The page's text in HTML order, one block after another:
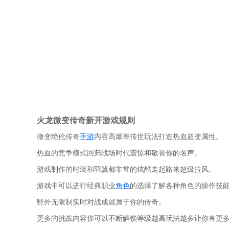
火龙微变传奇新开游戏规则
微变绝伦传奇手游内容高爆率传世玩法打造热血超变属性。
热血的竞争模式回归战场时代震惊和敬畏你的名声。
游戏制作的时装和羽翼都非常的炫酷走起路来超级拉风。
游戏中可以进行经典职业角色的选择了解各种角色的操作技能
野外无限制实时对战成就属于你的传奇。
更多的挑战内容你可以不断解锁等级越高玩法越多让你有更